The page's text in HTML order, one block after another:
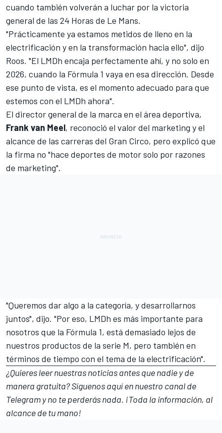
cuando también volverán a luchar por la victoria
general de las 24 Horas de Le Mans.
"Prácticamente ya estamos metidos de lleno en la
electrificación y en la transformación hacia ello", dijo
Roos. "El LMDh encaja perfectamente ahí, y no solo en
2026, cuando la Fórmula 1 vaya en esa dirección. Desde
ese punto de vista, es el momento adecuado para que
estemos con el LMDh ahora".
El director general de la marca en el área deportiva,
Frank van Meel, reconoció el valor del marketing y el
alcance de las carreras del Gran Circo, pero explicó que
la firma no "hace deportes de motor solo por razones
de marketing".
"Queremos dar algo a la categoría, y desarrollarnos
juntos", dijo. "Por eso, LMDh es más importante para
nosotros que la Fórmula 1, está demasiado lejos de
nuestros productos de la serie M, pero también en
términos de tiempo con el tema de la electrificación".
¿Quieres leer nuestras noticias antes que nadie y de
manera gratuita? Síguenosaquí en nuestro canal de
Telegramy no te perderás nada. ¡Toda la información, al
alcance de tu mano!